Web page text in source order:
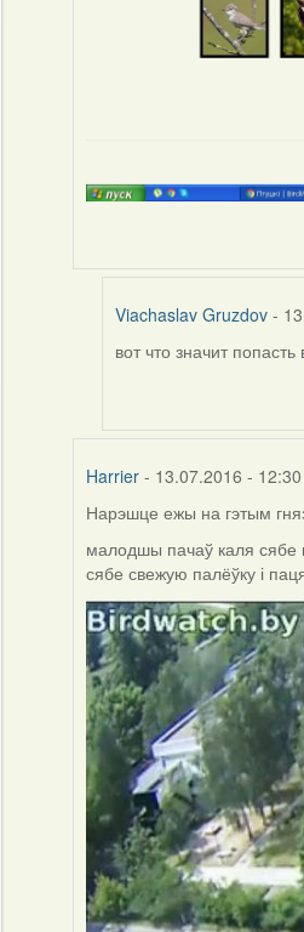
Viachaslav Gruzdov-
In
by
вот что значит
Harrier - 13.07.2016 - 12:30
Нарэшце ежы на гэтым
малодшы пачаў каля сябе
сябе свежую палёўку і